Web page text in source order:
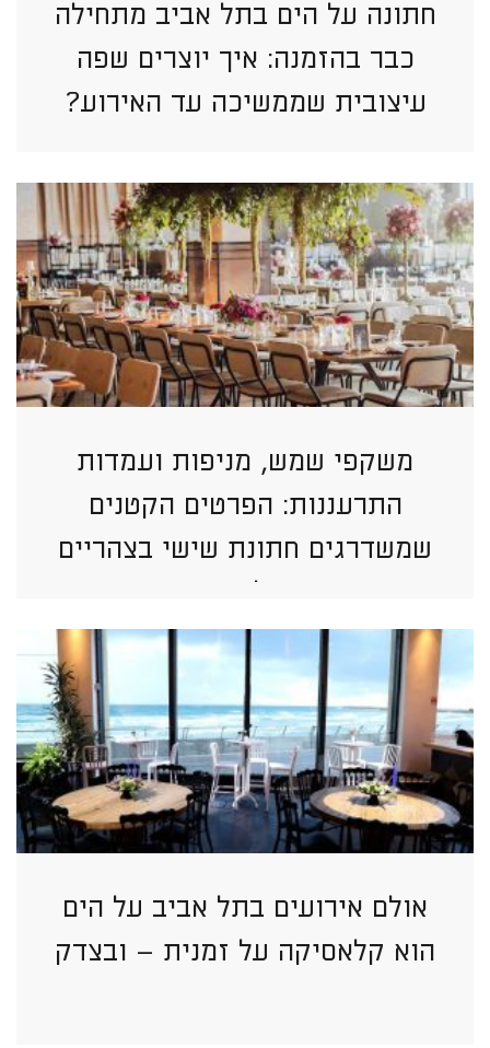
חתונה על הים בתל אביב מתחילה
כבר בהזמנה: איך יוצרים שפה
עיצובית שממשיכה עד האירוע?
משקפי שמש, מניפות ועמדות
התרעננות: הפרטים הקטנים
שמשדרגים חתונת שישי בצהריים
אולם אירועים בתל אביב על הים
הוא קלאסיקה על זמנית – ובצדק